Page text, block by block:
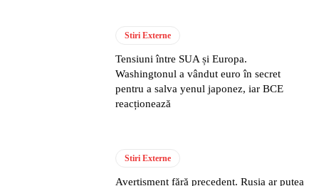
Stiri Externe
Tensiuni între SUA și Europa.
Washingtonul a vândut euro în secret
pentru a salva yenul japonez, iar BCE
reacționează
Stiri Externe
Avertisment fără precedent. Rusia ar putea